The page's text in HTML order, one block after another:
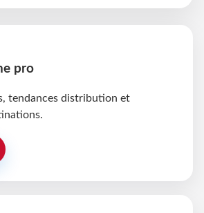
pro
tendances distribution et